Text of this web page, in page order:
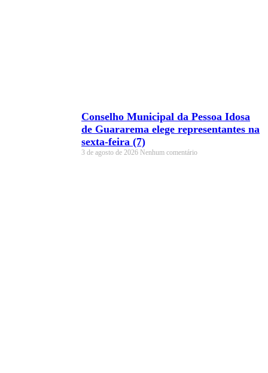
Conselho Municipal da Pessoa Idosa
de Guararema elege representantes na
sexta-feira (7)
3 de agosto de 2026 Nenhum comentário